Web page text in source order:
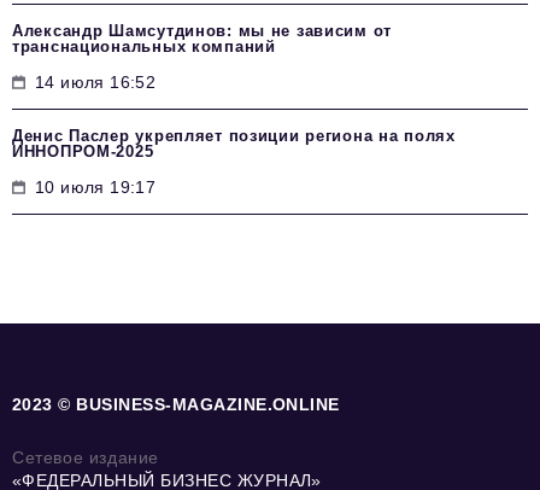
Александр Шамсутдинов: мы не зависим от
транснациональных компаний
14 июля 16:52
Денис Паслер укрепляет позиции региона на полях
ИННОПРОМ-2025
10 июля 19:17
2023 © BUSINESS-MAGAZINE.ONLINE
Сетевое издание
«ФЕДЕРАЛЬНЫЙ БИЗНЕС ЖУРНАЛ»